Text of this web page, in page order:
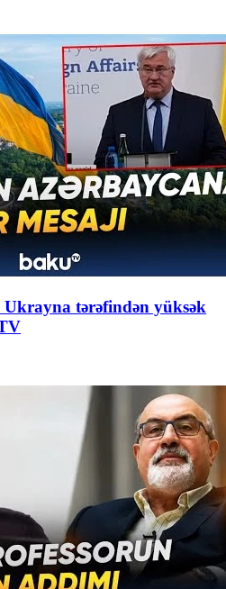
Ukrayna tərəfindən yüksək